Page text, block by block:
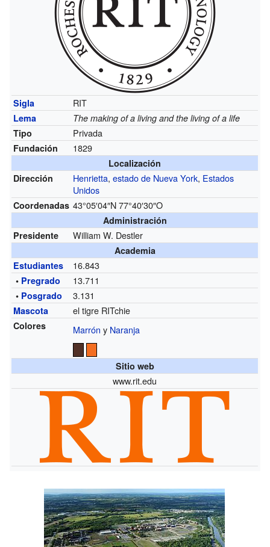
Sigla RIT
Lema
The making of a living and the living of a life
Tipo
Privada
Fundación 1829
Localización
Dirección
Henrietta,estado de Nueva York, Estados
Unidos
Coordenadas 43°05′04″N77°40′30″O
Administración
Presidente
William W. Destler
Academia
Estudiantes
16.843
• Pregrado 13.711
• Posgrado 3.131
Mascota el tigre RITchie
Colores Marrón y Naranja
Sitio web
www.rit.edu